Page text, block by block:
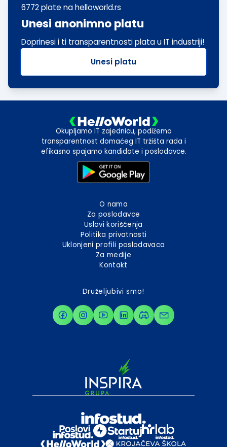
6772 plate na helloworld.rs
Unesi anonimno platu
Doprinesi i ti transparentnosti plata u IT industriji!
Unesi platu
Okupljamo IT zajednicu, podižemo
transparentnost domaćeg IT tržišta rada i
efikasno spajamo kandidate i poslodavce.
O nama
Za poslodavce
Uslovi korišćenja
Politika privatnosti
Uklonjeni profili poslodavaca
Za medije
Kontakt
Druželjubivi smo!